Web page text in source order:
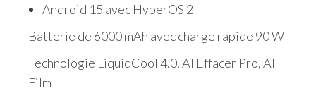
Android 15 avec HyperOS 2
Batterie de 6000 mAh avec charge rapide 90 W
Technologie LiquidCool 4.0, AI Effacer Pro, AI
Film